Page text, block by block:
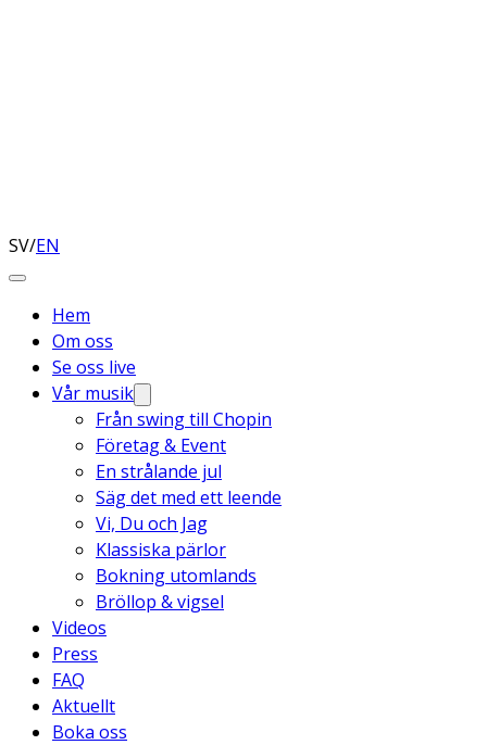
SV/EN
Hem
Om oss
Se oss live
Vår musik
Från swing till Chopin
Företag & Event
En strålande jul
Säg det med ett leende
Vi, Du och Jag
Klassiska pärlor
Bokning utomlands
Bröllop & vigsel
Videos
Press
FAQ
Aktuellt
Boka oss